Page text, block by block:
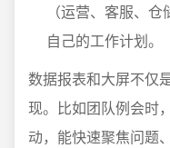
（运营、客服、
自己的工作计划。
数据报表和大屏不仅
现。比如团队例会时
动，能快速聚焦问题